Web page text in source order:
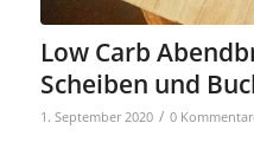
Low Carb
Scheiben und
1. September 2020 / 0